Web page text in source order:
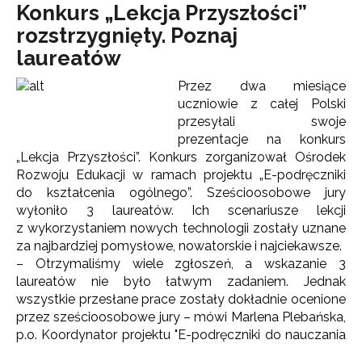
Konkurs „Lekcja Przyszłości”
rozstrzygnięty. Poznaj
laureatów
Przez dwa miesiące
uczniowie z całej Polski
przesyłali swoje
prezentacje na konkurs
„Lekcja Przyszłości”. Konkurs zorganizował Ośrodek
Rozwoju Edukacji w ramach projektu „E-podręczniki
do kształcenia ogólnego”. Sześcioosobowe jury
wyłoniło 3 laureatów. Ich scenariusze lekcji
z wykorzystaniem nowych technologii zostały uznane
za najbardziej pomysłowe, nowatorskie i najciekawsze.
– Otrzymaliśmy wiele zgłoszeń, a wskazanie 3
laureatów nie było łatwym zadaniem. Jednak
wszystkie przesłane prace zostały dokładnie ocenione
przez sześcioosobowe jury – mówi Marlena Plebańska,
p.o. Koordynator projektu "E-podręczniki do nauczania